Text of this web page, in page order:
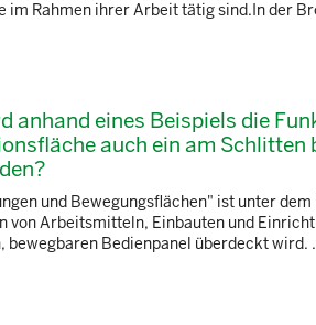
im Rahmen ihrer Arbeit tätig sind.In der
anhand eines Beispiels die
auch ein am
und Bewegungsflächen" ist unter
von Arbeitsmitteln, Einbauten und
Bedienpanel überdeckt wird.